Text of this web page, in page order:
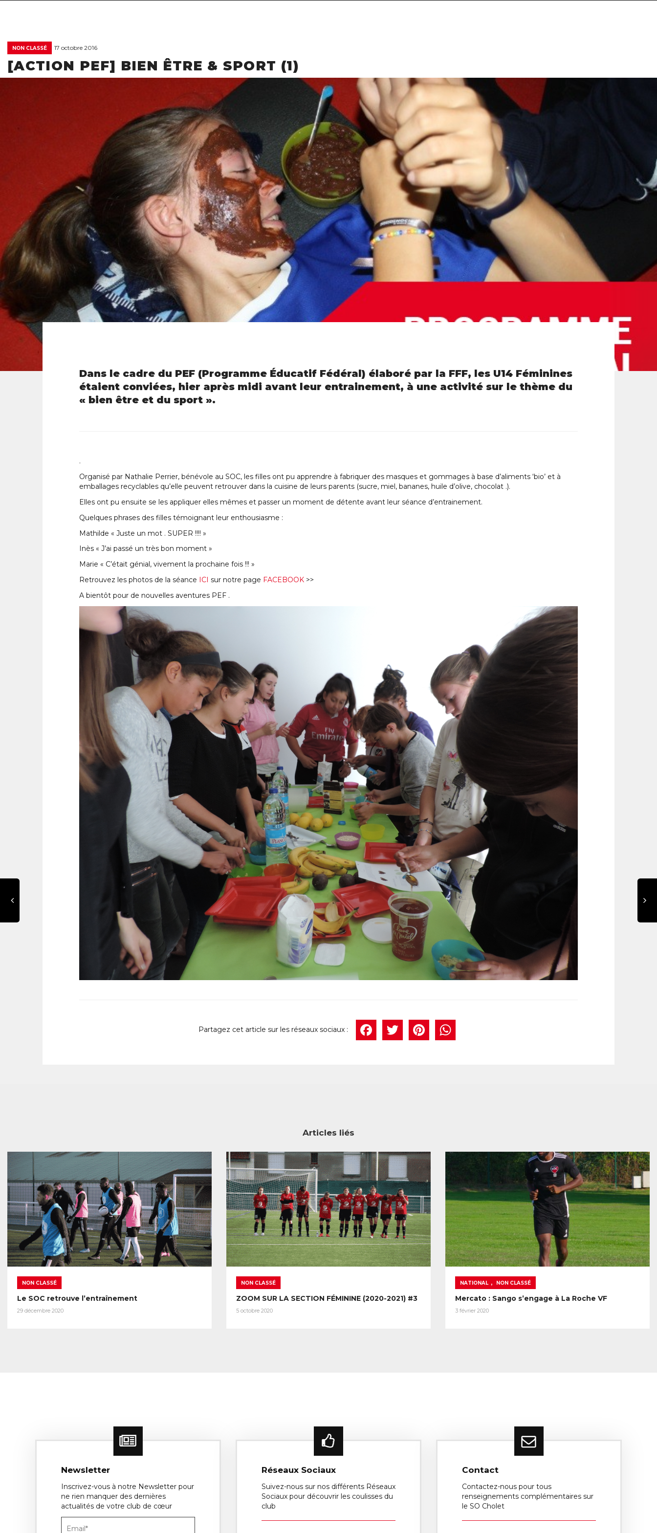
NON CLASSÉ 17 octobre 2016
[ACTION PEF] BIEN ÊTRE & SPORT (1)
Dans le cadre du PEF (Programme Éducatif Fédéral) élaboré par la FFF, les U14 Féminines
étaient conviées, hier après midi avant leur entrainement, à une activité sur le thème du
« bien être et du sport ».
.
Organisé par Nathalie Perrier, bénévole au SOC, les filles ont pu apprendre à fabriquer des masques et gommages à base d’aliments ‘bio’ et à
emballages recyclables qu’elle peuvent retrouver dans la cuisine de leurs parents (sucre, miel, bananes, huile d’olive, chocolat .).
Elles ont pu ensuite se les appliquer elles mêmes et passer un moment de détente avant leur séance d’entrainement.
Quelques phrases des filles témoignant leur enthousiasme :
Mathilde « Juste un mot . SUPER !!!! »
Inès « J’ai passé un très bon moment »
Marie « C’était génial, vivement la prochaine fois !!! »
Retrouvez les photos de la séance ICI sur notre page FACEBOOK >>
A bientôt pour de nouvelles aventures PEF .
Facebook
TwitterPinterest
Articles liés
NON CLASSÉ
Le SOC retrouve l’entraînement
29 décembre 2020
NON CLASSÉ
ZOOM SUR LA SECTION FÉMININE (2020-2021) #3
5 octobre 2020
NATIONAL , NON CLASSÉ
Mercato : Sango s’engage à La Roche VF
3 février 2020
Newsletter
Inscrivez-vous à notre Newsletter pour
ne rien manquer des dernières
actualités de votre club de cœur
Réseaux Sociaux
Suivez-nous sur nos différents Réseaux
Sociaux pour découvrir les coulisses du
club
Contact
Contactez-nous pour tous
renseignements complémentaires sur
le SO Cholet